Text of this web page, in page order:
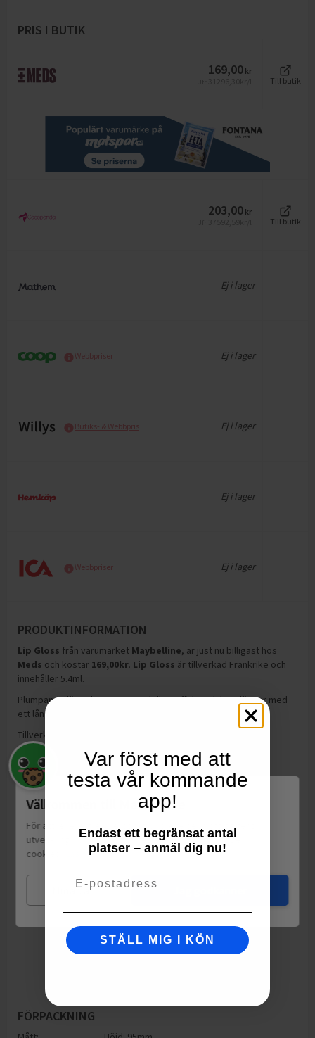
PRIS I BUTIK
169,00 kr
Till butik
203,00 kr
Till butik
Ej i lager
Webbpriser Ej i lager
Butiks- & Webbpris Ej i lager
Ej i lager
Webbpriser Ej i lager
PRODUKTINFORMATION
Lip Gloss från varumärket Maybelline, är just nu billigast hos
Meds och kostar 169,00kr. Lip Gloss är tillverkad Frankrike och
innehåller 5.4ml.
Plumpande läppglans ger omedelbar effekt och lena läppar med
ett långvarigt resultat.
Tillverkning:
FÖRPACKNING
Välkommen till Matspar.se
För att leverera en personlig upplevelse, mäta sajtens
utveckling och ha sociala medier-koppling använder vi
cookies.
Läs mer
Mina val
Var först med att
testa vår kommande
app!
Endast ett begränsat antal
platser – anmäl dig nu!
STÄLL MIG I KÖN